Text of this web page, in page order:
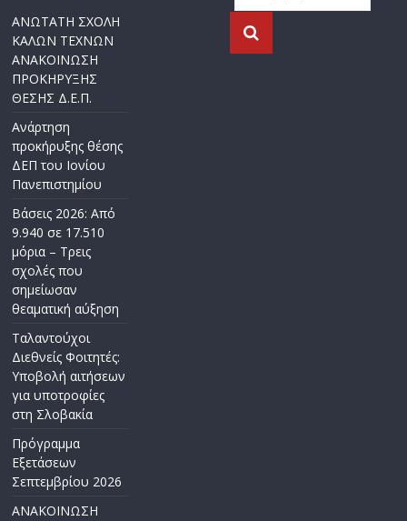
ΑΝΩΤΑΤΗ ΣΧΟΛΗ
ΚΑΛΩΝ ΤΕΧΝΩΝ
ΑΝΑΚΟΙΝΩΣΗ
ΠΡΟΚΗΡΥΞΗΣ
ΘΕΣΗΣ Δ.Ε.Π.
Ανάρτηση
προκήρυξης θέσης
ΔΕΠ του Ιονίου
Πανεπιστημίου
Βάσεις 2026: Από
9.940 σε 17.510
μόρια – Τρεις
σχολές που
σημείωσαν
θεαματική αύξηση
Ταλαντούχοι
Διεθνείς Φοιτητές:
Υποβολή αιτήσεων
για υποτροφίες
στη Σλοβακία
Πρόγραμμα
Εξετάσεων
Σεπτεμβρίου 2026
ΑΝΑΚΟΙΝΩΣΗ